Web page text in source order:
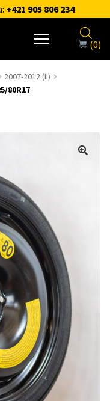
+421 905 806 234
(0)
2007-2012 (II)
80R17